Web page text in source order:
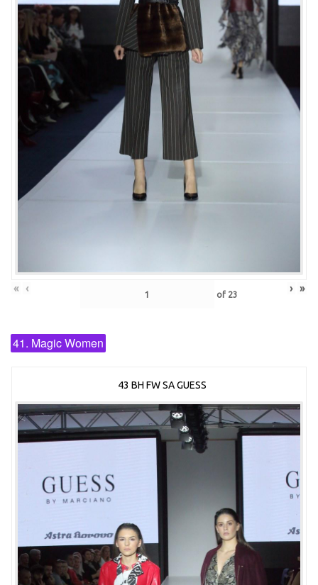
« ‹ of 23 › »
41. Magic Women
43 BH FW SA GUESS